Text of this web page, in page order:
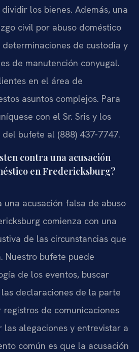
los bienes. Además, una
civil por abuso doméstico
de custodia y
de manutención conyugal.
en el área de
asuntos complejos. Para
con el Sr. Sris y los
bufete al (888) 437-7747.
contra una acusación
en Fredericksburg?
una acusación falsa de abuso
comienza con una
de las circunstancias que
Nuestro bufete puede
de los eventos, buscar
declaraciones de la parte
de comunicaciones
alegaciones y entrevistar a
común es que la acusación